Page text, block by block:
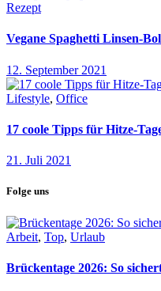
Rezept
Vegane Spaghetti Linsen-
12. September 2021
Lifestyle, Office
17 coole Tipps für Hitze-
21. Juli 2021
Folge uns
Arbeit, Top, Urlaub
Brückentage 2026: So